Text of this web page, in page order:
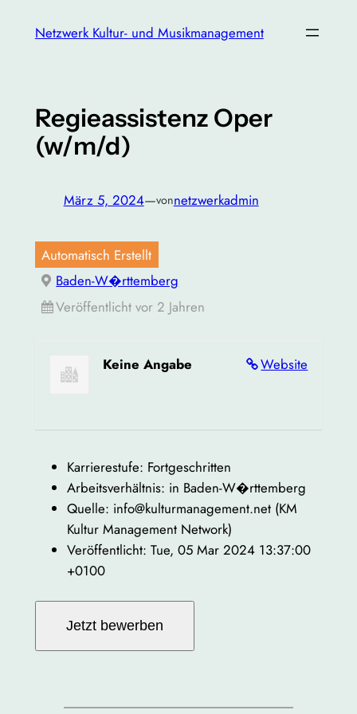
InhaltNetzwerk Kultur- und Musikmanagement
Regieassistenz Oper
(w/m/d)
März 5, 2024—vonnetzwerkadmin
Automatisch Erstellt
Baden-W�rttemberg
Veröffentlicht vor 2 Jahren
Website
Keine Angabe
Karrierestufe: Fortgeschritten
Arbeitsverhältnis: in Baden-W�rttemberg
Quelle: info@kulturmanagement.net (KM
Kultur Management Network)
Veröffentlicht: Tue, 05 Mar 2024 13:37:00
+0100